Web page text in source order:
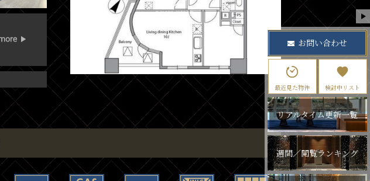
お問い合わせ
最近見た物件 検討中リスト
リアルタイム更新一覧
週間／閲覧ランキング